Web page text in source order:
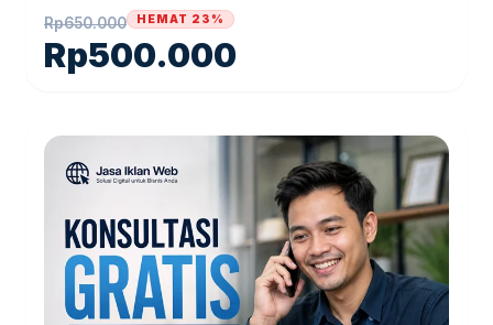
Rp650.000
Rp500.000
HEMAT 23%